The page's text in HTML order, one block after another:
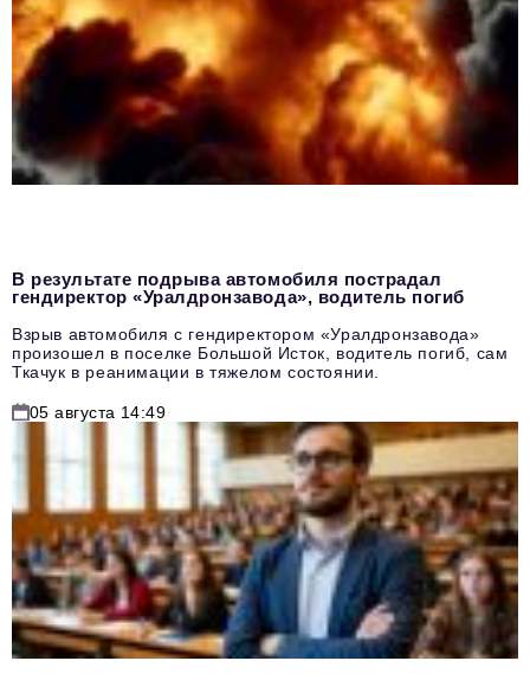
В результате подрыва автомобиля пострадал
гендиректор «Уралдронзавода», водитель погиб
Взрыв автомобиля с гендиректором «Уралдронзавода»
произошел в поселке Большой Исток, водитель погиб, сам
Ткачук в реанимации в тяжелом состоянии.
05 августа 14:49